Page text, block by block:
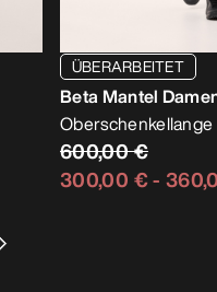
ÜBERARBEITET
Beta Mantel
600,00 €
300,00 €-